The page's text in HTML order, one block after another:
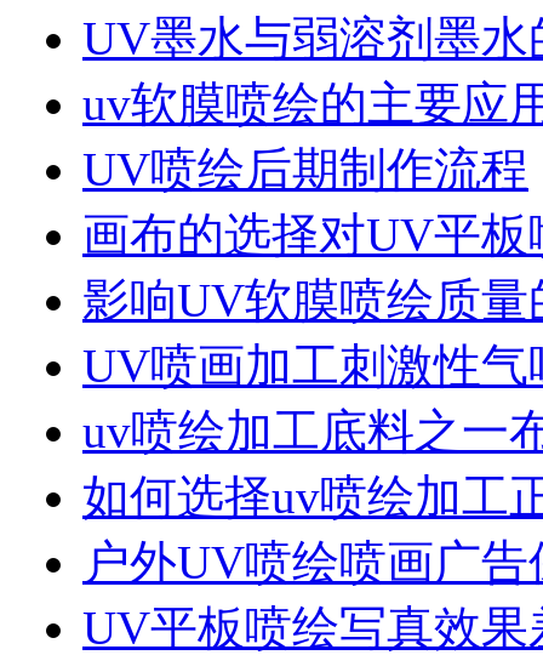
UV墨水与弱溶剂墨水
uv软膜喷绘的主要应
UV喷绘后期制作流程
画布的选择对UV平
影响UV软膜喷绘质量
UV喷画加工刺激性
uv喷绘加工底料之一
如何选择uv喷绘加工
户外UV喷绘喷画广
UV平板喷绘写真效果